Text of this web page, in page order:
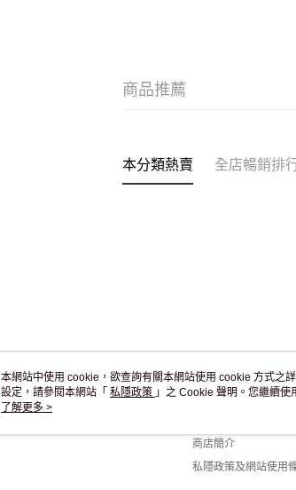
商品推薦
本分類熱賣 全店暢銷排
關於我們
商店簡介
私隱政策及網站使用
本網站中使用 cookie，欲查詢有關本網站使用 cookie 方式之
設定，請參閱本網站「 私隱政策 」之 Cookie 聲明。您繼續
用 cookie。
了解更多 >